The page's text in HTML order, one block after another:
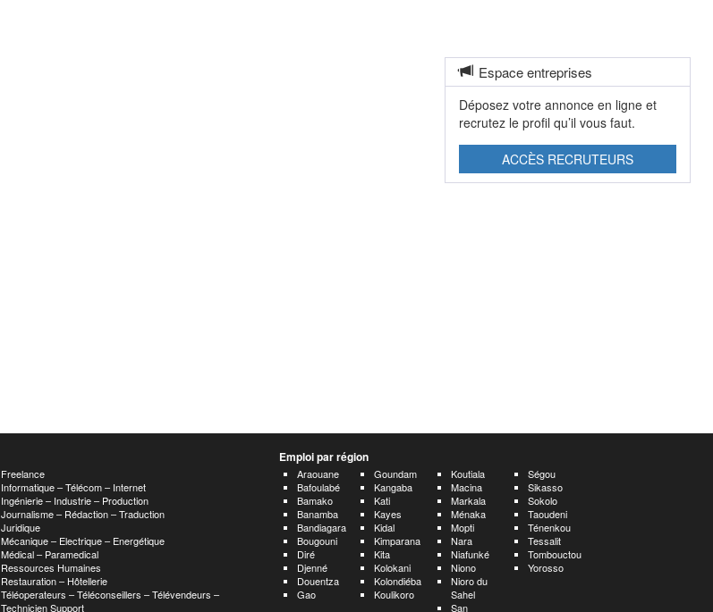
Espace entreprises
Déposez votre annonce en ligne et
recrutez le profil qu’il vous faut.
ACCÈS RECRUTEURS
Freelance
Informatique – Télécom – Internet
Ingénierie – Industrie – Production
Journalisme – Rédaction – Traduction
Juridique
Mécanique – Electrique – Energétique
Médical – Paramedical
Ressources Humaines
Restauration – Hôtellerie
Téléoperateurs – Téléconseillers – Télévendeurs –
Technicien Support
Emploi par région
Araouane
Bafoulabé
Bamako
Banamba
Bandiagara
Bougouni
Diré
Djenné
Douentza
Gao
Goundam
Kangaba
Kati
Kayes
Kidal
Kimparana
Kita
Kolokani
Kolondiéba
Koulikoro
Koutiala
Macina
Markala
Ménaka
Mopti
Nara
Niafunké
Niono
Nioro du
Sahel
San
Ségou
Sikasso
Sokolo
Taoudeni
Ténenkou
Tessalit
Tombouctou
Yorosso